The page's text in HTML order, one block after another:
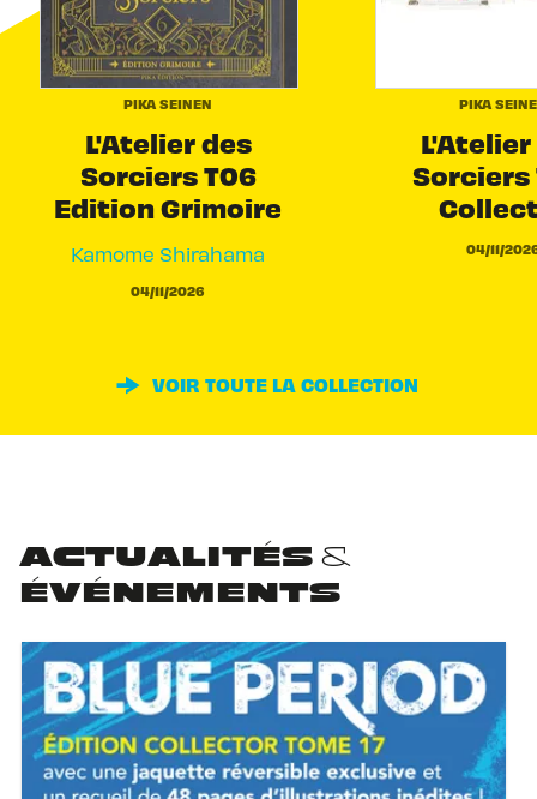
PIKA SEINEN
L'Atelier des
Sorciers T06
Edition Grimoire
Kamome Shirahama
04/11/2026
PIKA
L'Atelier
Sorciers
04/11/
VOIR TOUTE LA COLLECTION
ACTUALITÉS &
ÉVÉNEMENTS